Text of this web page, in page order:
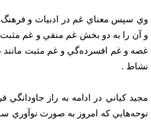
سپس معناي غم در ادبيات و فرهنگ
را به دو بخش غم منفي و غم مثبت
و غم افسرده‌گي و غم مثبت مانند
.
كياني در ادامه به راز جاودانگي
كه امروز به صورت نوآوري